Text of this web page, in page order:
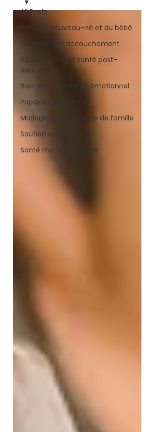
All Posts
Soins du nouveau-né et du bébé
Grossesse et accouchement
Récupération et santé post-
partum
Bien-être mental et émotionnel
Papas et partenaires
Mariage, identité et vie de famille
Soutien aux Doulas
Santé maternelle noire